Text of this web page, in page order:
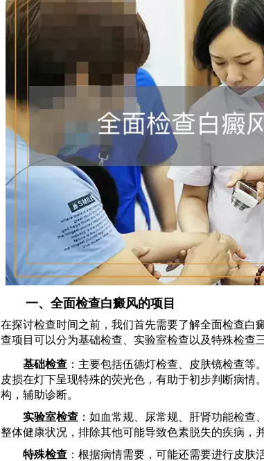
一、全面检查白癜风的项目
在探讨检查时间之前，我们首先需要了解全面检查白
查项目可以分为基础检查、实验室检查以及特殊检查三
基础检查：主要包括伍德灯检查、皮肤镜检查等
皮损在灯下呈现特殊的荧光色，有助于初步判断病情
构，辅助诊断。
实验室检查：如血常规、尿常规、肝肾功能检查
整体健康状况，排除其他可能导致色素脱失的疾病，
特殊检查：根据病情需要，可能还需要进行皮肤